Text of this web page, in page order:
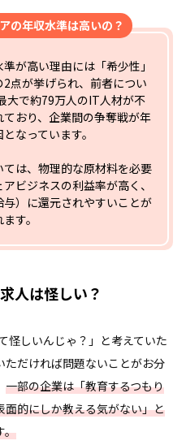
の年収水準は高いの？
が高い理由には「希少性」
2点が挙げられ、前者につい
大で約79万人のIT人材が不
おり、企業間の争奪戦が年
なっています。
は、物理的な原材料を必要
ビジネスの利益率が高く、
）に還元されやすいことが
す。
人は怪しい？
怪しいんじゃ？」と考えていた
だければ問題ないことがお分
一部の企業は「教育するつもり
的にしか教える気がない」と
。